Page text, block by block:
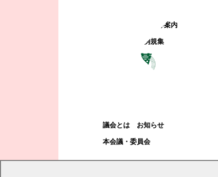
観光地・公共施設等案内
電子掲示場・例規集
議会とは
お知らせ
本会議・委員会